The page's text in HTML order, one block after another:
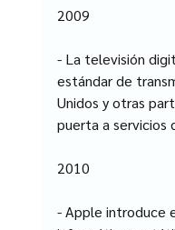
2009
- La televisión
estándar de
Unidos y otras
puerta a servicios
2010
- Apple introduce